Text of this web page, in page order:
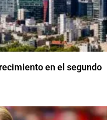
en el segundo